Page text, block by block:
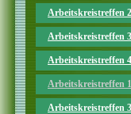
Arbeitskreistreffen
Arbeitskreistreffen
Arbeitskreistreffen
Arbeitskreistreffen
Arbeitskreistreffen